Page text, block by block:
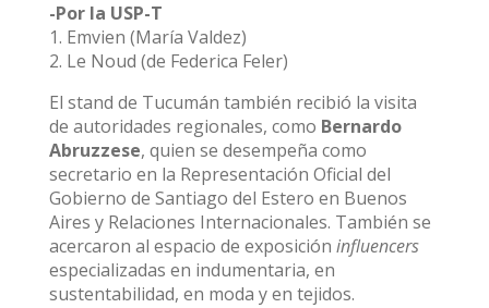
-Por la USP-T
1. Emvien (María Valdez)
2. Le Noud (de Federica Feler)
El stand de Tucumán también recibió la visita
de autoridades regionales, como Bernardo
Abruzzese, quien se desempeña como
secretario en la Representación Oficial del
Gobierno de Santiago del Estero en Buenos
Aires y Relaciones Internacionales. También se
acercaron al espacio de exposicióninfluencers
especializadas en indumentaria, en
sustentabilidad, en moda y en tejidos.